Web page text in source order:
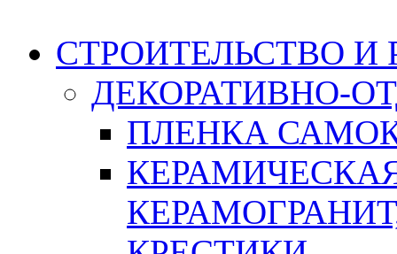
СТРОИТЕЛЬСТВО И
ДЕКОРАТИВНО-
ПЛЕНКА